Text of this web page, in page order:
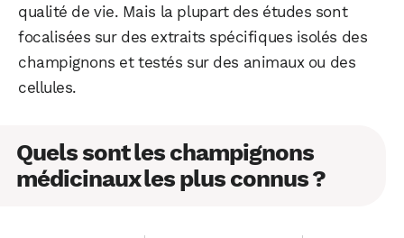
qualité de vie. Mais la plupart des études sont
focalisées sur des extraits spécifiques isolés des
champignons et testés sur des animaux ou des
cellules.
Quels sont les champignons
médicinaux les plus connus ?